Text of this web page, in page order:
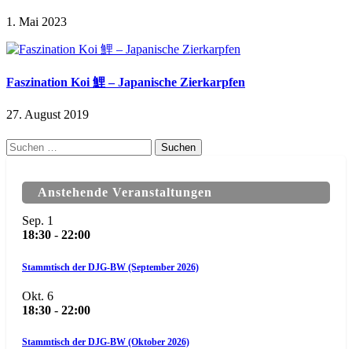
1. Mai 2023
Faszination Koi 鯉 – Japanische Zierkarpfen
27. August 2019
Suchen
nach:
Anstehende Veranstaltungen
Sep. 1
18:30 - 22:00
Stammtisch der DJG-BW (September 2026)
Okt. 6
18:30 - 22:00
Stammtisch der DJG-BW (Oktober 2026)